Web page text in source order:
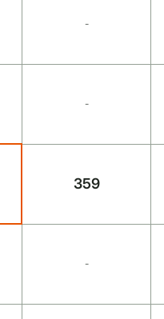
-
-
359
-